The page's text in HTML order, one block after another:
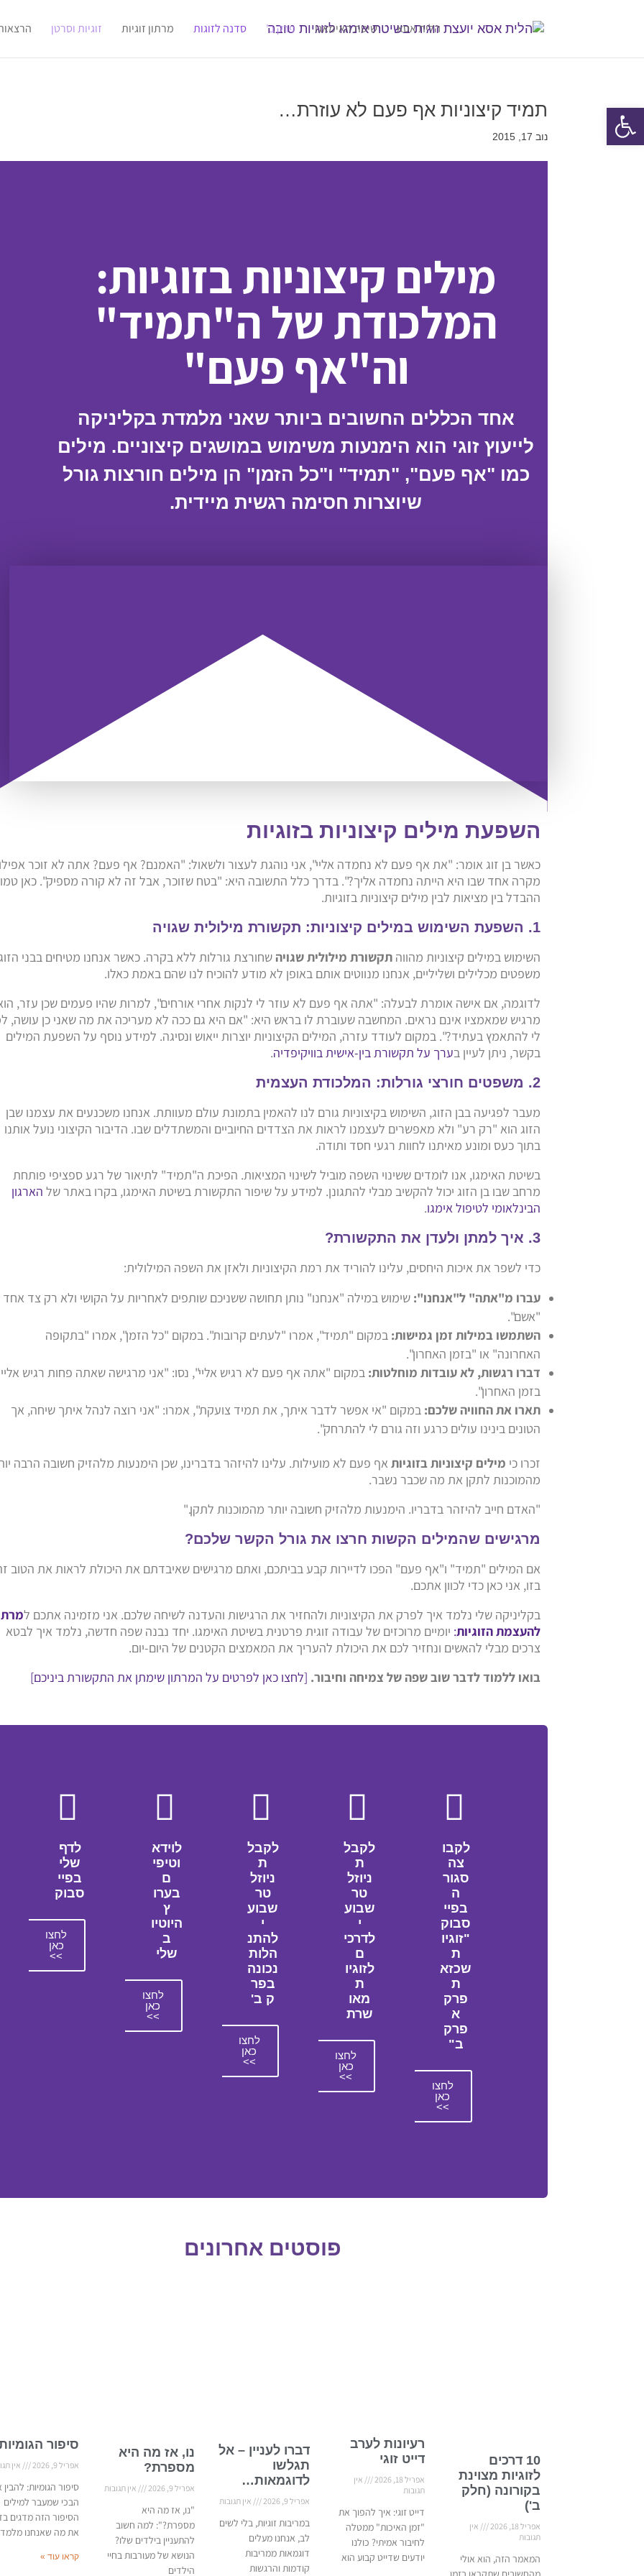
הלית אסא שיטת האימאגו פרק ב' סדנה לזוגות מרתון זוגיות זוגיות וסרטן
תמיד קיצוניות אף פעם לא עוזרת…
נוב 17, 2015
מילים קיצוניות בזוגיות:
המלכודת של ה"תמיד"
וה"אף פעם"
אחד הכללים החשובים ביותר שאני מלמדת בקליניקה
לייעוץ זוגי הוא הימנעות משימוש במושגים קיצוניים. מילים
כמו "אף פעם", "תמיד" ו"כל הזמן" הן מילים חורצות גורל
שיוצרות חסימה רגשית מיידית.
השפעת מילים קיצוניות בזוגיות
כאשר בן זוג אומר: "את אף פעם לא נחמדה אליי", אני נוהגת לעצור ולשאול: "האמנם? אף פעם? אתה לא זוכר
מקרה אחד שבו היא הייתה נחמדה אליך?". בדרך כלל התשובה היא: "בטח שזוכר, אבל זה לא קורה מספיק". כאן
ההבדל בין מציאות לבין מילים קיצוניות בזוגיות.
1. השפעת השימוש במילים קיצוניות: תקשורת מילולית שגויה
השימוש במילים קיצוניות מהווהתקשורת מילולית שגויה שחורצת גורלות ללא בקרה. כאשר אנחנו מטיחים בבני
משפטים מכלילים ושליליים, אנחנו מנווטים אותם באופן לא מודע להוכיח לנו שהם באמת כאלו.
לדוגמה, אם אישה אומרת לבעלה: "אתה אף פעם לא עוזר לי לנקות אחרי אורחים", למרות שהיו פעמים שכן עזר,
מרגיש שמאמציו אינם נראים. המחשבה שעוברת לו בראש היא: "אם היא גם ככה לא מעריכה את מה שאני כן עושה,
לי להתאמץ בעתיד?". במקום לעודד עזרה, המילים הקיצוניות יוצרות ייאוש ונסיגה. למידע נוסף על השפעת המילים
בקשר, ניתן לעיין בערך על תקשורת בין-אישית בוויקיפדיה.
2. משפטים חורצי גורלות: המלכודת העצמית
מעבר לפגיעה בבן הזוג, השימוש בקיצוניות גורם לנו להאמין בתמונת עולם מעוותת. אנחנו משכנעים את עצמנו שבן
הזוג הוא "רק רע" ולא מאפשרים לעצמנו לראות את הצדדים החיוביים והמשתדלים שבו. הדיבור הקיצוני נועל אותנו
בתוך כעס ומונע מאיתנו לחוות רגעי חסד ותודה.
בשיטת האימגו, אנו לומדים ששינוי השפה מוביל לשינוי המציאות. הפיכת ה"תמיד" לתיאור של רגע ספציפי פותחת
מרחב שבו בן הזוג יכול להקשיב מבלי להתגונן. למידע על שיפור התקשורת בשיטת האימגו, בקרו באתר של הארגון
הבינלאומי לטיפול אימגו.
3. איך למתן ולעדן את התקשורת?
כדי לשפר את איכות היחסים, עלינו להוריד את רמת הקיצוניות ולאזן את השפה המילולית:
עברו מ"אתה" ל"אנחנו": שימוש במילה "אנחנו" נותן תחושה ששניכם שותפים לאחריות על הקושי ולא רק צד אחד
"אשם".
השתמשו במילות זמן גמישות: במקום "תמיד", אמרו "לעתים קרובות". במקום "כל הזמן", אמרו "בתקופה
האחרונה" או "בזמן האחרון".
דברו רגשות, לא עובדות מוחלטות: במקום "אתה אף פעם לא רגיש אליי", נסו: "אני מרגישה שאתה פחות רגיש אליי
בזמן האחרון".
תארו את החוויה שלכם: במקום "אי אפשר לדבר איתך, את תמיד צועקת", אמרו: "אני רוצה לנהל איתך שיחה, אך
הטונים בינינו עולים כרגע וזה גורם לי להתרחק".
זכרו כי מילים קיצוניות בזוגיות אף פעם לא מועילות. עלינו להיזהר בדברינו, שכן הימנעות מלהזיק חשובה הרבה
מהמוכנות לתקן את מה שכבר נשבר.
"האדם חייב להיזהר בדבריו. הימנעות מלהזיק חשובה יותר מהמוכנות לתקן."
מרגישים שהמילים הקשות חרצו את גורל הקשר שלכם?
אם המילים "תמיד" ו"אף פעם" הפכו לדיירות קבע בביתכם, ואתם מרגישים שאיבדתם את היכולת לראות את הטוב
בזו, אני כאן כדי לכוון אתכם.
בקליניקה שלי נלמד איך לפרק את הקיצוניות ולהחזיר את הרגישות והעדנה לשיחה שלכם. אני מזמינה אתכם ל
להעצמת הזוגיות: יומיים מרוכזים של עבודה זוגית פרטנית בשיטת האימגו. יחד נבנה שפה חדשה, נלמד איך לבטא
צרכים מבלי להאשים ונחזיר לכם את היכולת להעריך את המאמצים הקטנים של היום-יום.
בואו ללמוד לדבר שוב שפה של צמיחה וחיבור. [לחצו כאן לפרטים על המרתון שימתן את התקשורת ביניכם]
לקבו
צה
סגור
ה
בפיי
סבוק
"זוגיו
ת
שכזא
ת
פרק
א
פרק
ב"
לחצו
כאן
>>
לקבל
ת
ניוזל
טר
שבוע
י
לדרכי
ם
לזוגיו
ת
מאו
שרת
לחצו
כאן
>>
לקבל
ת
ניוזל
טר
שבוע
י
להתנ
הלות
נכונה
בפר
ק ב'
לחצו
כאן
>>
לוידא
וטיפי
ם
בערו
ץ
היוטיו
ב
שלי
לחצו
כאן
>>
לדף
שלי
בפיי
סבוק
לחצו
כאן
>>
פוסטים אחרונים
10 דרכים
לזוגיות מצוינת
בקורונה (חלק
ב')
אפריל 18, 2026
אין
תגובות
המאמר הזה, הוא אולי
רעיונות לערב
דייט זוגי
אפריל 18, 2026
אין
תגובות
דייט זוגי: איך להפוך את
"זמן האיכות" ממטלה
לחיבור אמיתי? כולנו
יודעים שדייט קבוע הוא
דברו לעניין – אל
תגלשו
לדוגמאות…
אפריל 9, 2026 אין תגובות
במריבות זוגיות, בלי לשים
לב, אנחנו מעלים
דוגמאות ממריבות
קודמות והרגשות
נו, אז מה היא
מספרת?
אפריל 9, 2026 אין תגובות
"נו, אז מה היא
מספרת?": למה חשוב
להתעניין בילדים שלו?
הנושא של מעורבות בחיי
הילדים
סיפור
אפריל 9, 2026 אין
סיפור הגומיות:
הבכי שמעבר למילים
הסיפור הזה מדגים
את מה שאנחנו
קראו עוד »
פתח סרגל נגישות